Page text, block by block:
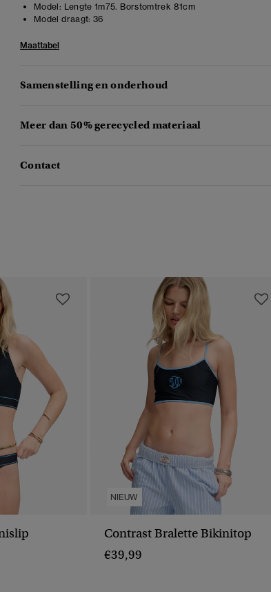
Model: Lengte 1m75. Borstomtrek 81cm
Model draagt: 36
Maattabel
Samenstelling en onderhoud
Meer dan 50% gerecycled materiaal
Contact
NIEUW
Contrast Bralette Bikinitop
€39,99